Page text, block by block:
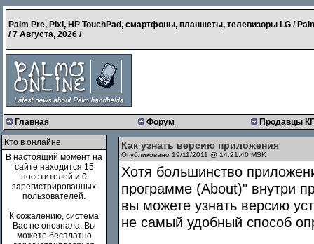
Palm Pre, Pixi, HP TouchPad, смартфоны, планшеты, телевизоры LG /
/7 Августа, 2026 /
Главная Форум Продавцы
Кто в онлайне
В настоящий момент на
сайте находится 15
посетителей и 0
зарегистрированных
пользователей.
К сожалению, система
Вас не опознала. Вы
можете бесплатно
Как узнать версию приложения
Опубликовано 19/11/2011 @ 14:21:40 MSK
Хотя большинство
программе (About)" внутри
вы можете узнать версию
не самый удобный способ